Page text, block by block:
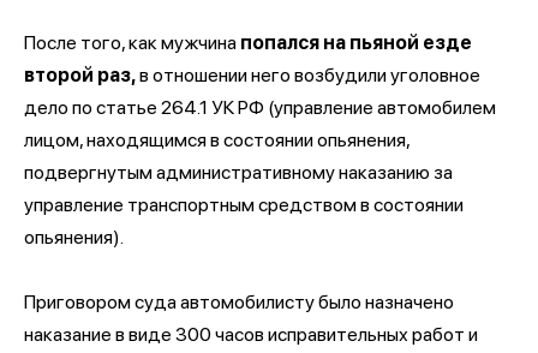
После того, как мужчина попался на пьяной езде
второй раз,в отношении него возбудили уголовное
дело по статье 264.1 УК РФ (управление автомобилем
лицом, находящимся в состоянии опьянения,
подвергнутым административному наказанию за
управление транспортным средством в состоянии
опьянения).
Приговором суда автомобилисту было назначено
наказание в виде 300 часов исправительных работ и